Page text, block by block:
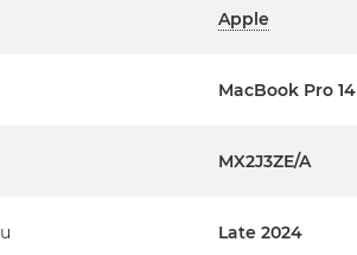
Apple na terenie
Apple
MacBook Pro
MX2J3ZE/A
Late 2024